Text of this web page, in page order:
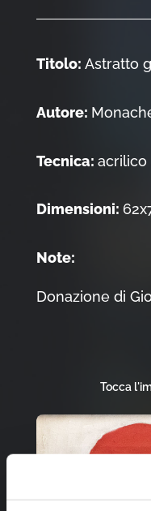
Titolo: Astratto
Autore:
Tecnica: acrilico
Dimensioni:
Note:
Donazione di
Tocca